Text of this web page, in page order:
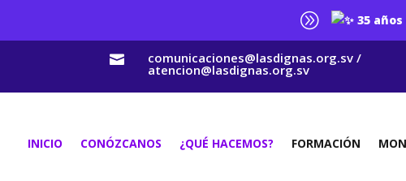
A 35
 comunicaciones@lasdignas.org.sv /
atencion@lasdignas.org.sv
INICIO CONÓZCANOS ¿QUÉ HACEMOS? FORMACIÓN